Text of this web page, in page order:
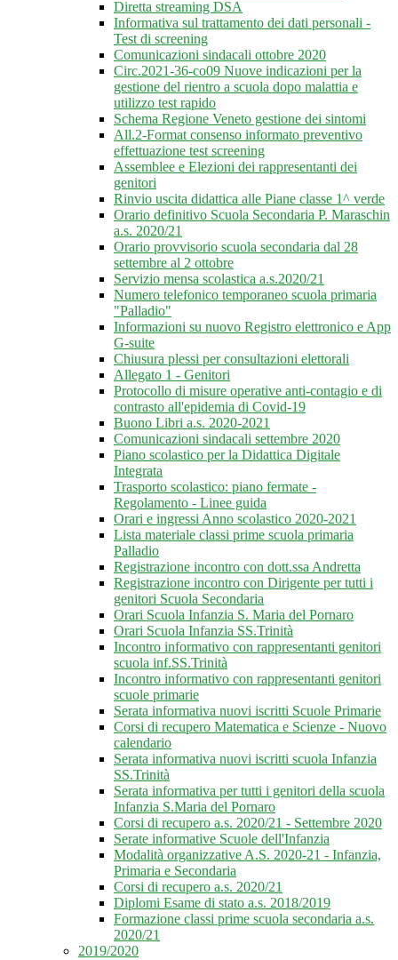
Diretta streaming DSA
Informativa sul trattamento dei dati personali -
Test di screening
Comunicazioni sindacali ottobre 2020
Circ.2021-36-co09 Nuove indicazioni per la
gestione del rientro a scuola dopo malattia e
utilizzo test rapido
Schema Regione Veneto gestione dei sintomi
All.2-Format consenso informato preventivo
effettuazione test screening
Assemblee e Elezioni dei rappresentanti dei
genitori
Rinvio uscita didattica alle Piane classe 1^ verde
Orario definitivo Scuola Secondaria P. Maraschin
a.s. 2020/21
Orario provvisorio scuola secondaria dal 28
settembre al 2 ottobre
Servizio mensa scolastica a.s.2020/21
Numero telefonico temporaneo scuola primaria
"Palladio"
Informazioni su nuovo Registro elettronico e App
G-suite
Chiusura plessi per consultazioni elettorali
Allegato 1 - Genitori
Protocollo di misure operative anti-contagio e di
contrasto all'epidemia di Covid-19
Buono Libri a.s. 2020-2021
Comunicazioni sindacali settembre 2020
Piano scolastico per la Didattica Digitale
Integrata
Trasporto scolastico: piano fermate -
Regolamento - Linee guida
Orari e ingressi Anno scolastico 2020-2021
Lista materiale classi prime scuola primaria
Palladio
Registrazione incontro con dott.ssa Andretta
Registrazione incontro con Dirigente per tutti i
genitori Scuola Secondaria
Orari Scuola Infanzia S. Maria del Pornaro
Orari Scuola Infanzia SS.Trinità
Incontro informativo con rappresentanti genitori
scuola inf.SS.Trinità
Incontro informativo con rappresentanti genitori
scuole primarie
Serata informativa nuovi iscritti Scuole Primarie
Corsi di recupero Matematica e Scienze - Nuovo
calendario
Serata informativa nuovi iscritti scuola Infanzia
SS.Trinità
Serata informativa per tutti i genitori della scuola
Infanzia S.Maria del Pornaro
Corsi di recupero a.s. 2020/21 - Settembre 2020
Serate informative Scuole dell'Infanzia
Modalità organizzative A.S. 2020-21 - Infanzia,
Primaria e Secondaria
Corsi di recupero a.s. 2020/21
Diplomi Esame di stato a.s. 2018/2019
Formazione classi prime scuola secondaria a.s.
2020/21
2019/2020